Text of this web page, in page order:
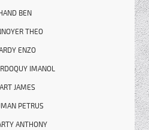
BEN
THEO
ENZO
IMANOL
JAMES
PETRUS
ANTHONY